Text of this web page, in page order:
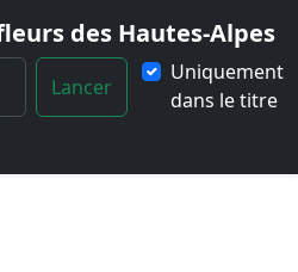
des Hautes-Alpes
Lancer
Uniquement
dans le titre
col-des-Houerts